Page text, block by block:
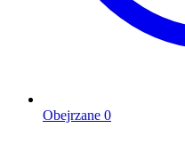
Obejrzane 0